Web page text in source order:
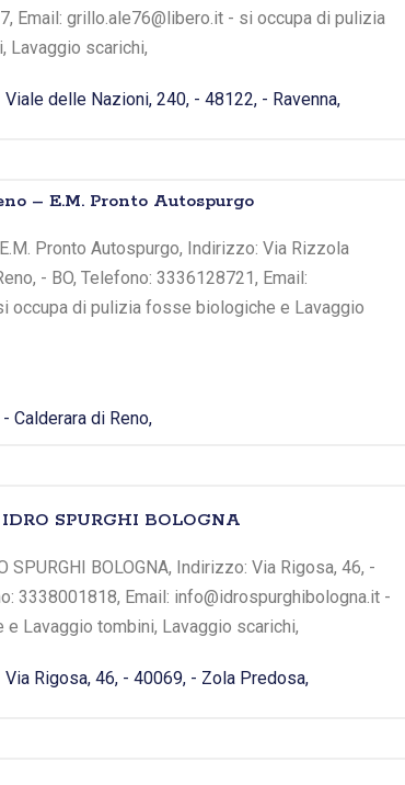
Email: grillo.ale76@libero.it - si occupa di pulizia
Lavaggio scarichi,
Viale delle Nazioni, 240, - 48122, - Ravenna,
– E.M. Pronto Autospurgo
Pronto Autospurgo, Indirizzo: Via Rizzola
- BO, Telefono: 3336128721, Email:
occupa di pulizia fosse biologiche e Lavaggio
Calderara di Reno,
SPURGHI BOLOGNA
BOLOGNA, Indirizzo: Via Rigosa, 46, -
3338001818, Email: info@idrospurghibologna.it -
Lavaggio tombini, Lavaggio scarichi,
Via Rigosa, 46, - 40069, - Zola Predosa,